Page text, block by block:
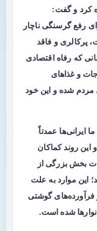
کرد و گفت:
رفع گرسنگی ناچار
پرکالری و فاقد
که رفاه اقتصادی
و غذاهای
مردم شده و این خود
ایرانی‌ها عمدتاً
این روند کماکان
بخش بزرگی از
این موارد به علت
فرآورده‌های گوشتی
شده است.